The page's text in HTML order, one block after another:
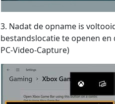
3. Nadat de opname is
bestandslocatie te openen
PC-Video-Capture)